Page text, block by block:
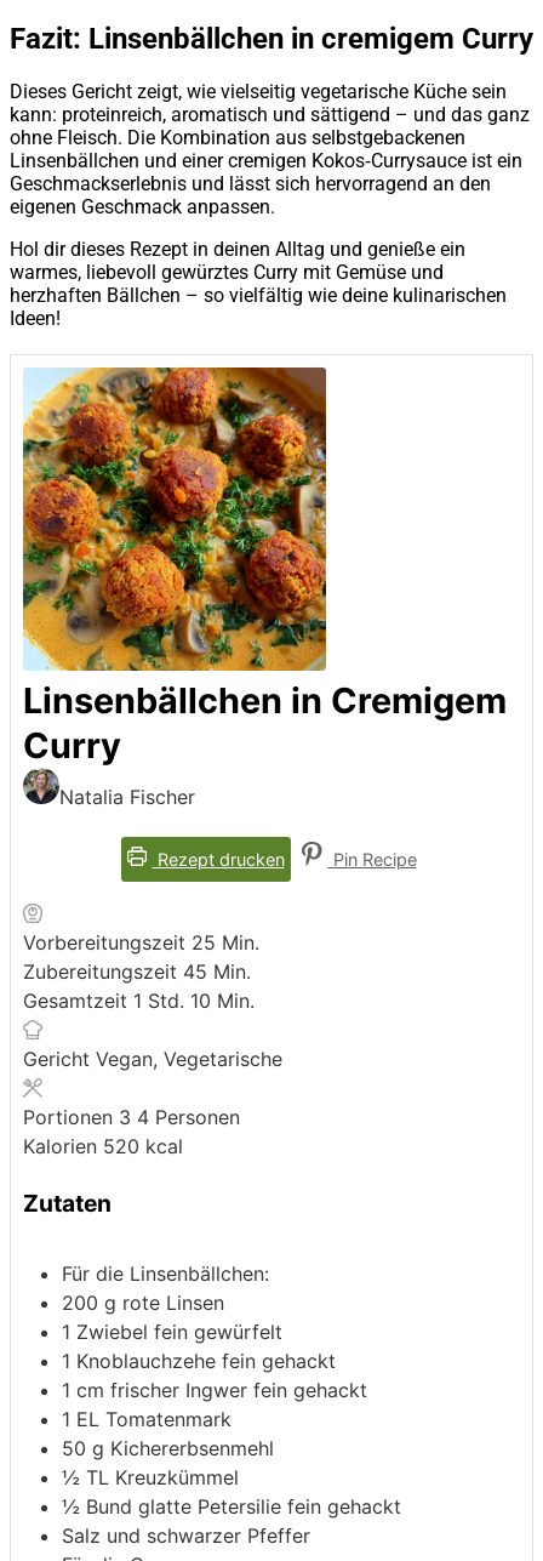
Fazit: Linsenbällchen in cremigem Curry
Dieses Gericht zeigt, wie vielseitig vegetarische Küche sein
kann: proteinreich, aromatisch und sättigend – und das ganz
ohne Fleisch. Die Kombination aus selbstgebackenen
Linsenbällchen und einer cremigen Kokos‑Currysauce ist ein
Geschmackserlebnis und lässt sich hervorragend an den
eigenen Geschmack anpassen.
Hol dir dieses Rezept in deinen Alltag und genieße ein
warmes, liebevoll gewürztes Curry mit Gemüse und
herzhaften Bällchen – so vielfältig wie deine kulinarischen
Ideen!
Linsenbällchen in Cremigem
Curry
Natalia Fischer
Rezept drucken Pin Recipe
Vorbereitungszeit 25 Minuten
Min.
Zubereitungszeit 45 Minuten
Min.
Gesamtzeit 1 Stunde
Std. 10 Minuten
Min.
Gericht Vegan, Vegetarische
Portionen 3 4 Personen
Kalorien 520 kcal
Zutaten
Für die Linsenbällchen:
200 g rote Linsen
1 Zwiebel fein gewürfelt
1 Knoblauchzehe fein gehackt
1 cm frischer Ingwer fein gehackt
1 EL Tomatenmark
50 g Kichererbsenmehl
½ TL Kreuzkümmel
½ Bund glatte Petersilie fein gehackt
Salz und schwarzer Pfeffer